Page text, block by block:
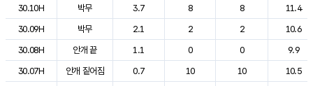
30.10H
박무 3.7 8 8
11.4
30.09H
박무 2.1 2 2
10.6
30.08H
안개 끝 1.1 0 0
9.9
30.07H
안개 짙어짐 0.7 10 10
10.5